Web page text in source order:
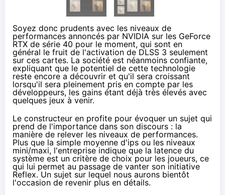
Soyez donc prudents avec les niveaux de
performances annoncés par NVIDIA sur les GeForce
RTX de série 40 pour le moment, qui sont en
général le fruit de l'activation de DLSS 3 seulement
sur ces cartes. La société est néanmoins confiante,
expliquant que le potentiel de cette technologie
reste encore a découvrir et qu'il sera croissant
lorsqu'il sera pleinement pris en compte par les
développeurs, les gains étant déjà très élevés avec
quelques jeux à venir.
Le constructeur en profite pour évoquer un sujet qui
prend de l'importance dans son discours : la
manière de relever les niveaux de performances.
Plus que la simple moyenne d'ips ou les niveaux
mini/maxi, l'entreprise indique que la latence du
système est un critère de choix pour les joueurs, ce
qui lui permet au passage de vanter son initiative
Reflex. Un sujet sur lequel nous aurons bientôt
l'occasion de revenir plus en détails.